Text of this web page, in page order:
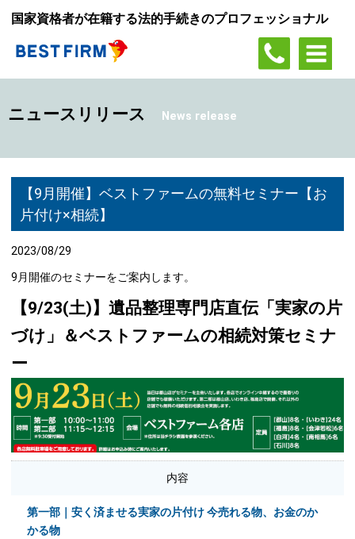
国家資格者が在籍する法的手続きのプロフェッショナル
ニュースリリース News release
【9月開催】ベストファームの無料セミナー【お
片付け×相続】
2023/08/29
9月開催のセミナーをご案内します。
【9/23(土)】遺品整理専門店直伝「実家の片
づけ」＆ベストファームの相続対策セミナ
ー
内容
第一部｜安く済ませる実家の片付け 今売れる物、お金のか
かる物